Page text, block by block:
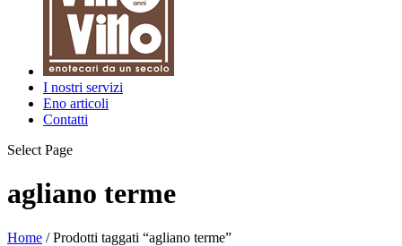
I nostri servizi
Eno articoli
Contatti
Select Page
agliano terme
Home / Prodotti taggati “agliano terme”